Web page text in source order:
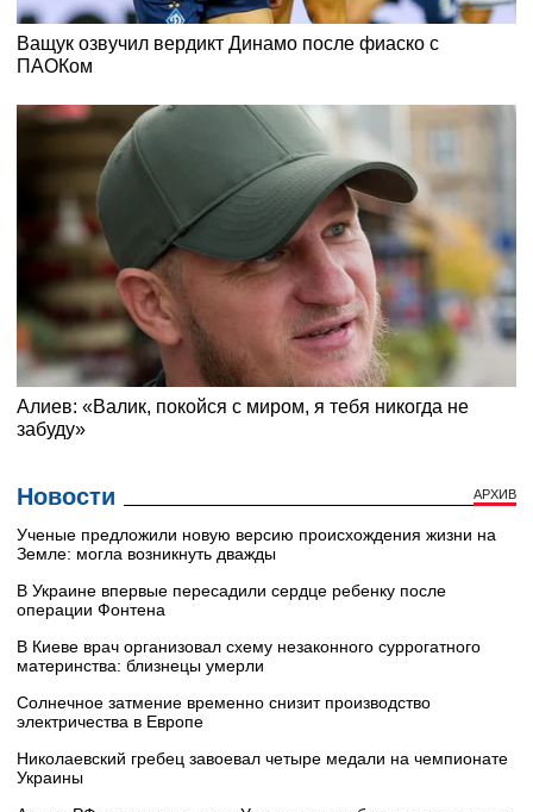
Новости АРХИВ
Ученые предложили новую версию происхождения жизни на
Земле: могла возникнуть дважды
В Украине впервые пересадили сердце ребенку после
операции Фонтена
В Киеве врач организовал схему незаконного суррогатного
материнства: близнецы умерли
Солнечное затмение временно снизит производство
электричества в Европе
Николаевский гребец завоевал четыре медали на чемпионате
Украины